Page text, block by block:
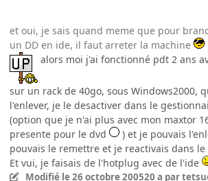
et oui, je sais quand meme que pour
un DD en ide, il faut arreter la machine
alors moi j'ai fonctionné pdt 2 ans
sur un rack de 40go, sous Windows2000,
l'enlever, je le desactiver dans le
(option que je n'ai plus avec mon maxtor
presente pour le dvd
) et je pouvais
pouvais le remettre et je reactivais dans
Et vui, je faisais de l'hotplug avec de l'ide
Modifié le 26 octobre 200520 a par